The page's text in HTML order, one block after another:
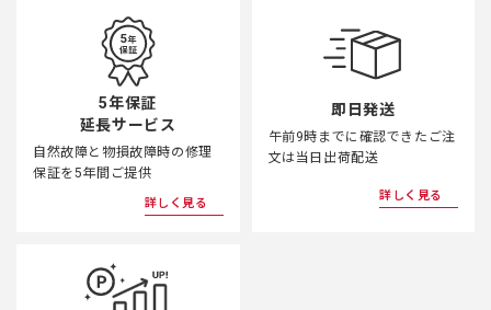
5年保証
延長サービス
自然故障と物損故障時の修理
保証を5年間ご提供
詳しく見る
即日発送
午前9時までに確認できたご注
文は当日出荷配送
詳しく見る